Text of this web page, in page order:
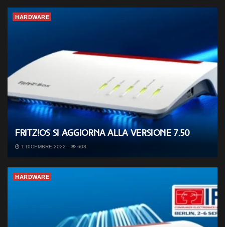
HARDWARE
FRITZ!OS si aggiorna alla versione 7.50
1 DICEMBRE 2022 608
HARDWARE